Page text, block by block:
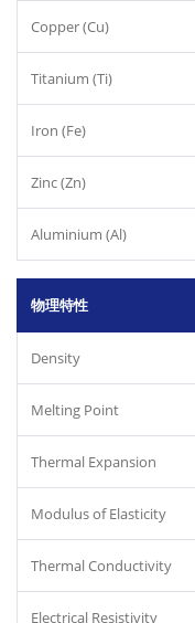
Copper (Cu)
Titanium (Ti)
Iron (Fe)
Zinc (Zn)
Aluminium (Al)
物理特性
Density
Melting Point
Thermal Expansion
Modulus of Elasticity
Thermal Conductivity
Electrical Resistivity